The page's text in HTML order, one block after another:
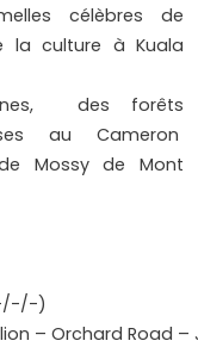
célèbres de
la culture à Kuala
des forêts
au Cameron
Mossy de Mont
)
– Orchard Road